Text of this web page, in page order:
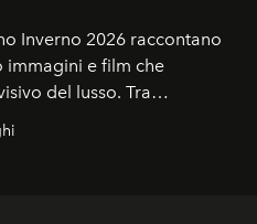
Inverno 2026 raccontano
immagini e film che
del lusso. Tra
d'autore, le maison